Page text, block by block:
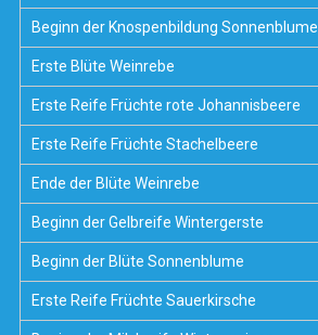
Beginn der Knospenbildung Sonnenblume
Erste Blüte Weinrebe
Erste Reife Früchte rote Johannisbeere
Erste Reife Früchte Stachelbeere
Ende der Blüte Weinrebe
Beginn der Gelbreife Wintergerste
Beginn der Blüte Sonnenblume
Erste Reife Früchte Sauerkirsche